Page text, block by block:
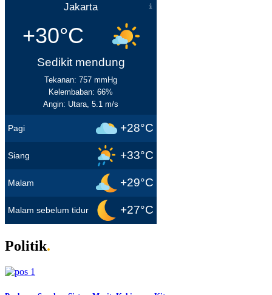
Jakarta
+30°C
Sedikit mendung
Tekanan: 757 mmHg
Kelembaban: 66%
Angin: Utara, 5.1 m/s
Pagi +28°C
Siang +33°C
Malam +29°C
Malam sebelum tidur +27°C
Politik.